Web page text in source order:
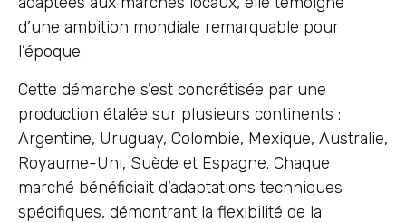
d’une ambition mondiale remarquable pour
l’époque.
Cette démarche s’est concrétisée par une
production étalée sur plusieurs continents :
Argentine, Uruguay, Colombie, Mexique, Australie,
Royaume-Uni, Suède et Espagne. Chaque
marché bénéficiait d’adaptations techniques
spécifiques, démontrant la flexibilité de la